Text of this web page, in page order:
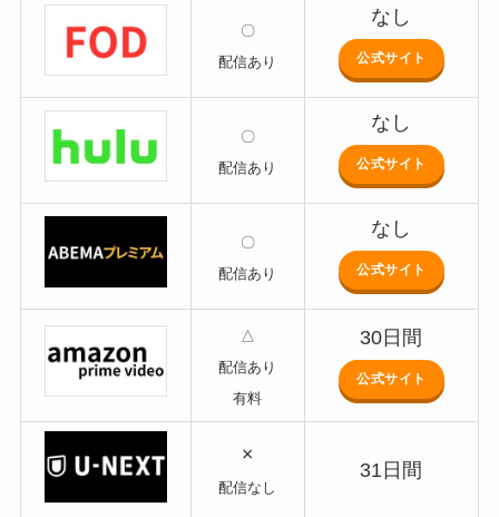
〇
配信あり
なし
公式サイト
〇
配信あり
なし
公式サイト
〇
配信あり
なし
公式サイト
△
配信あり
有料
30日間
公式サイト
×
配信なし
31日間